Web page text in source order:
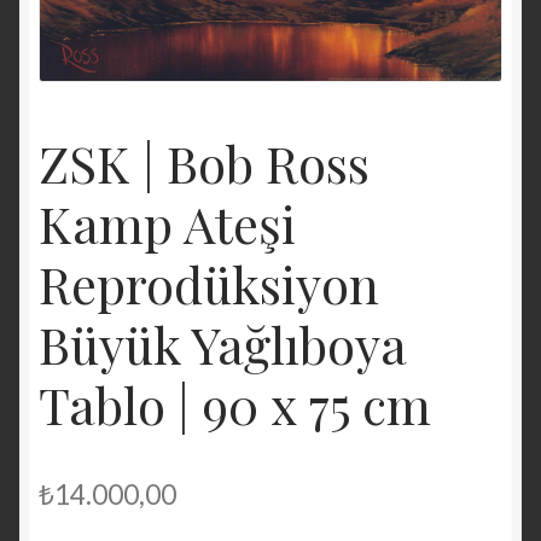
ZSK | Bob Ross
Kamp Ateşi
Reprodüksiyon
Büyük Yağlıboya
Tablo | 90 x 75 cm
₺14.000,00